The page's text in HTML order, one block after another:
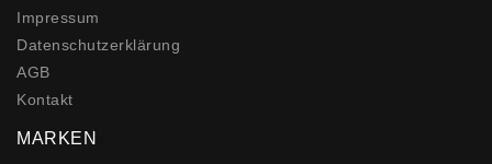
Impressum
Daten­schutz­erklärung
AGB
Kontakt
MARKEN